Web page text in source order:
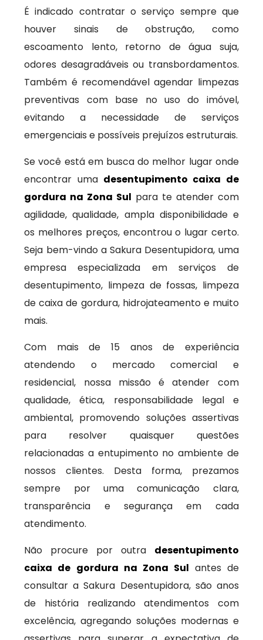
É indicado contratar o serviço sempre que
houver sinais de obstrução, como
escoamento lento, retorno de água suja,
odores desagradáveis ou transbordamentos.
Também é recomendável agendar limpezas
preventivas com base no uso do imóvel,
evitando a necessidade de serviços
emergenciais e possíveis prejuízos estruturais.
Se você está em busca do melhor lugar onde
encontrar uma desentupimento caixa de
gordura na Zona Sul para te atender com
agilidade, qualidade, ampla disponibilidade e
os melhores preços, encontrou o lugar certo.
Seja bem-vindo a Sakura Desentupidora, uma
empresa especializada em serviços de
desentupimento, limpeza de fossas, limpeza
de caixa de gordura, hidrojateamento e muito
mais.
Com mais de 15 anos de experiência
atendendo o mercado comercial e
residencial, nossa missão é atender com
qualidade, ética, responsabilidade legal e
ambiental, promovendo soluções assertivas
para resolver quaisquer questões
relacionadas a entupimento no ambiente de
nossos clientes. Desta forma, prezamos
sempre por uma comunicação clara,
transparência e segurança em cada
atendimento.
Não procure por outra desentupimento
caixa de gordura na Zona Sul antes de
consultar a Sakura Desentupidora, são anos
de história realizando atendimentos com
excelência, agregando soluções modernas e